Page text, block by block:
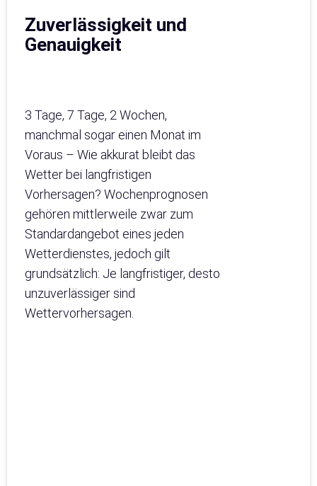
Zuverlässigkeit und
Genauigkeit
3 Tage, 7 Tage, 2 Wochen,
manchmal sogar einen Monat im
Voraus – Wie akkurat bleibt das
Wetter bei langfristigen
Vorhersagen? Wochenprognosen
gehören mittlerweile zwar zum
Standardangebot eines jeden
Wetterdienstes, jedoch gilt
grundsätzlich: Je langfristiger, desto
unzuverlässiger sind
Wettervorhersagen.